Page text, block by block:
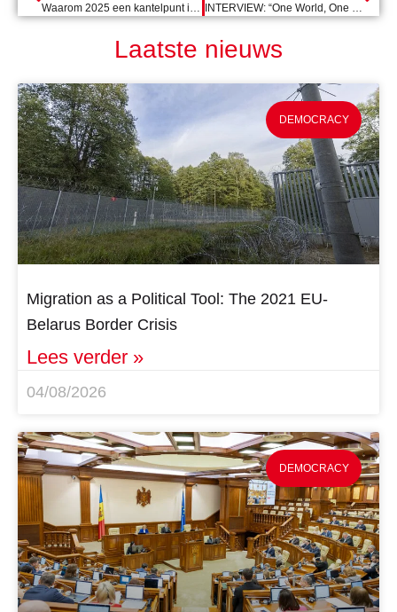
Waarom 2025 een kantelpunt is geweest voor geweld rond de olijvenoogst in de Westelijke Jordaanoever INTERVIEW: “One World, One Fight” – waarom de studentenprotesten in Servië ons allemaal aangaan
Laatste nieuws
DEMOCRACY
Migration as a Political Tool: The 2021 EU-
Belarus Border Crisis
Lees verder »
04/08/2026
DEMOCRACY